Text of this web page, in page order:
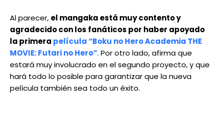
Al parecer, el mangaka está muy contento y
agradecido con los fanáticos por haber apoyado
la primera película “Boku no Hero Academia THE
MOVIE: Futari no Hero”. Por otro lado, afirma que
estará muy involucrado en el segundo proyecto, y que
hará todo lo posible para garantizar que la nueva
película también sea todo un éxito.